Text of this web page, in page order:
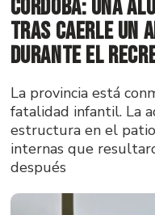
Córdoba: una
tras caerle un
durante el
La provincia está
fatalidad infantil. La
estructura en el
internas que
después